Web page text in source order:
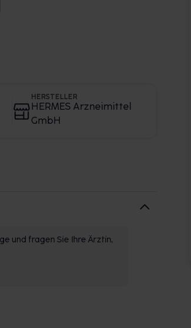
HERSTELLER
HERMES Arzneimittel
GmbH
und fragen Sie Ihre Ärztin,